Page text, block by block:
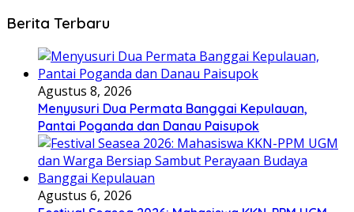
Berita Terbaru
Agustus 8, 2026
Menyusuri Dua Permata Banggai Kepulauan,
Pantai Poganda dan Danau Paisupok
Agustus 6, 2026